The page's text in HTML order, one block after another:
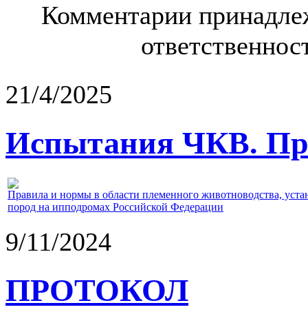
Комментарии
21/4/2025
Испытания ЧКВ.
Правила и нормы в области племенного животноводства,
пород на ипподромах Российской Федерации
9/11/2024
ПРОТОКОЛ